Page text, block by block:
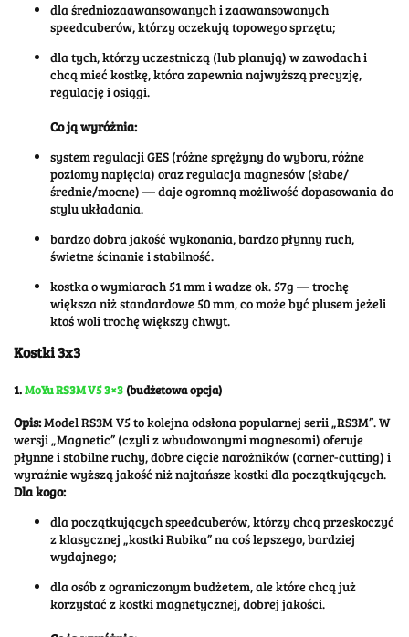
dla średniozaawansowanych i zaawansowanych
speedcuberów, którzy oczekują topowego sprzętu;
dla tych, którzy uczestniczą (lub planują) w zawodach i
chcą mieć kostkę, która zapewnia najwyższą precyzję,
regulację i osiągi.
Co ją wyróżnia:
system regulacji GES (różne sprężyny do wyboru, różne
poziomy napięcia) oraz regulacja magnesów (słabe/
średnie/mocne) — daje ogromną możliwość dopasowania do
stylu układania.
bardzo dobra jakość wykonania, bardzo płynny ruch,
świetne ścinanie i stabilność.
kostka o wymiarach 51 mm i wadze ok. 57g — trochę
większa niż standardowe 50 mm, co może być plusem jeżeli
ktoś woli trochę większy chwyt.
Kostki 3x3
1.MoYu RS3M V5 3×3 (budżetowa opcja)
Opis:Model RS3M V5 to kolejna odsłona popularnej serii „RS3M”. W
wersji „Magnetic” (czyli z wbudowanymi magnesami) oferuje
płynne i stabilne ruchy, dobre cięcie narożników (corner-cutting) i
wyraźnie wyższą jakość niż najtańsze kostki dla początkujących.
Dla kogo:
dla początkujących speedcuberów, którzy chcą przeskoczyć
z klasycznej „kostki Rubika” na coś lepszego, bardziej
wydajnego;
dla osób z ograniczonym budżetem, ale które chcą już
korzystać z kostki magnetycznej, dobrej jakości.